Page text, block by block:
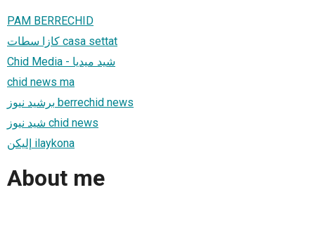
PAM BERRECHID
كازا سطات casa settat
Chid Media - شيد ميديا
chid news ma
برشيد نيوز berrechid news
شيد نيوز chid news
إليكن ilaykona
About me